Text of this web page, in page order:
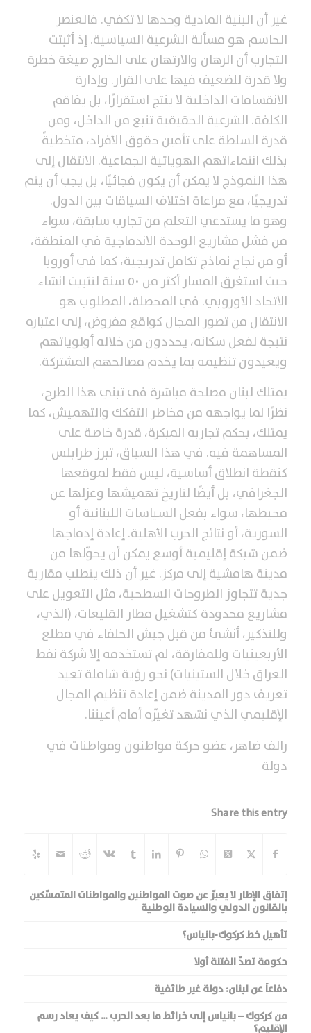
غير أن البنية المادية وحدها لا تكفي. فالعنصر
الحاسم هو مسألة الشرعية السياسية. إذ أثبتت
التجارب أن الرهان والارتهان على الخارج صيغة خطرة
ولا قدرة للضعيف فيها على القرار. وإدارة
الانقسامات الداخلية لا ينتج استقرارًا، بل يفاقم
الكلفة. الشرعية الحقيقية تنبع من الداخل، ومن
قدرة السلطة على تأمين حقوق الأفراد، متخطيةً
بذلك انتماءاتهم الهوياتية الجماعية. الانتقال إلى
هذا النموذج لا يمكن أن يكون فجائيًا، بل يجب أن يتم
تدريجيًا، مع مراعاة اختلاف السياقات بين الدول.
وهو ما يستدعي التعلم من تجارب سابقة، سواء
من فشل مشاريع الوحدة الاندماجية في المنطقة،
أو من نجاح نماذج تكامل تدريجية، كما في أوروبا
حيث استغرق المسار أكثر من ٥٠ سنة لتثبيت انشاء
الاتحاد الأوروبي. في المحصلة، المطلوب هو
الانتقال من تصور المجال كواقع مفروض، إلى اعتباره
نتيجة لفعل سكانه، يحددون من خلاله أولوياتهم
ويعيدون تنظيمه بما يخدم مصالحهم المشتركة.
يمتلك لبنان مصلحة مباشرة في تبني هذا الطرح،
نظرًا لما يواجهه من مخاطر التفكك والتهميش، كما
يمتلك، بحكم تجاربه المبكرة، قدرة خاصة على
المساهمة فيه. في هذا السياق، تبرز طرابلس
كنقطة انطلاق أساسية، ليس فقط لموقعها
الجغرافي، بل أيضًا لتاريخ تهميشها وعزلها عن
محيطها، سواء بفعل السياسات اللبنانية أو
السورية، أو نتائج الحرب الأهلية. إعادة إدماجها
ضمن شبكة إقليمية أوسع يمكن أن يحوّلها من
مدينة هامشية إلى مركز. غير أن ذلك يتطلب مقاربة
جدية تتجاوز الطروحات السطحية، مثل التعويل على
مشاريع محدودة كتشغيل مطار القليعات، (الذي،
وللتذكير، أنشئ من قبل جيش الحلفاء في مطلع
الأربعينيات وللمفارقة، لم تستخدمه إلا شركة نفط
العراق خلال الستينيات) نحو رؤية شاملة تعيد
تعريف دور المدينة ضمن إعادة تنظيم المجال
الإقليمي الذي نشهد تغيّره أمام أعيننا.
رالف ضاهر، عضو حركة مواطنون ومواطنات في
دولة
Share this entry
إتفاق الإطار لا يعبّر عن صوت المواطنين والمواطنات المتمسّكين
بالقانون الدولي والسيادة الوطنية
تأهيل خط كركوك-بانياس؟
حكومة تصدّ الفتنة أولا
دفاعاً عن لبنان: دولة غير طائفية
من كركوك – بانياس إلى خرائط ما بعد الحرب … كيف يعاد رسم
الإقليم؟